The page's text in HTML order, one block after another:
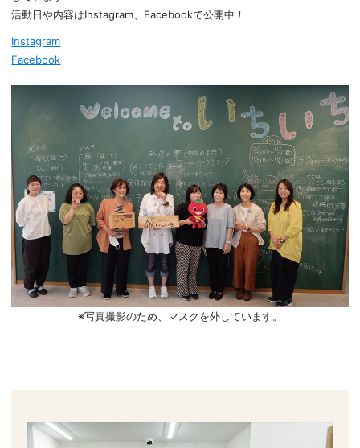
活動日や内容はInstagram、Facebookで公開中！
Instagram
Facebook
※写真撮影のため、マスクを外しています。